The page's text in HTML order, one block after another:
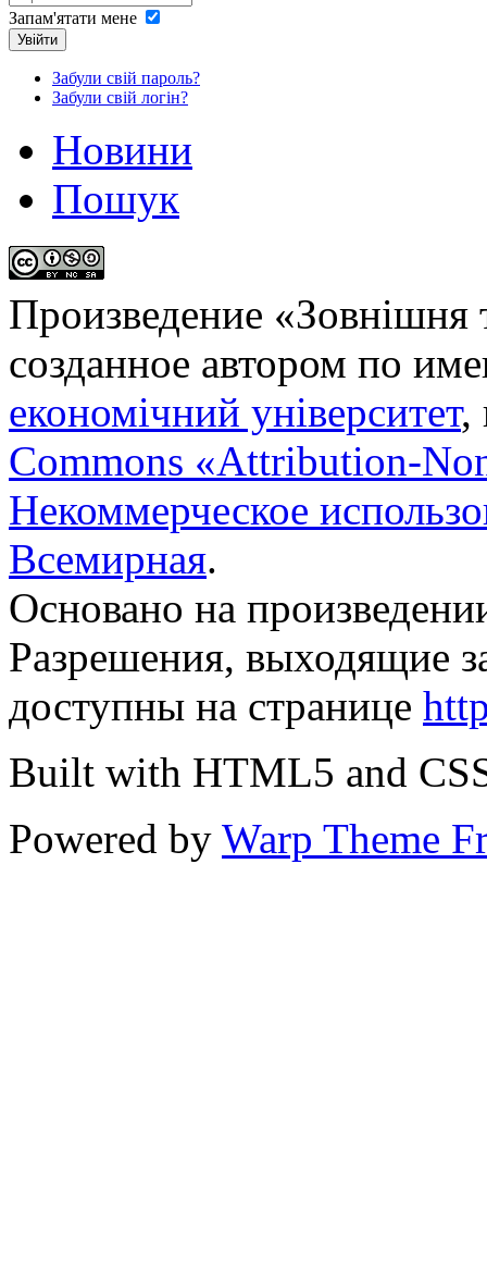
Запам'ятати мене
Увійти
Забули свій пароль?
Забули свій логін?
Новини
Пошук
Произведение «Зовнішня
созданное автором по
економічний університет,
Commons «Attribution-
Некоммерческое
Всемирная.
Основано на
Разрешения, выходящие
доступны на странице
Built with HTML5 and
Powered by Warp Theme